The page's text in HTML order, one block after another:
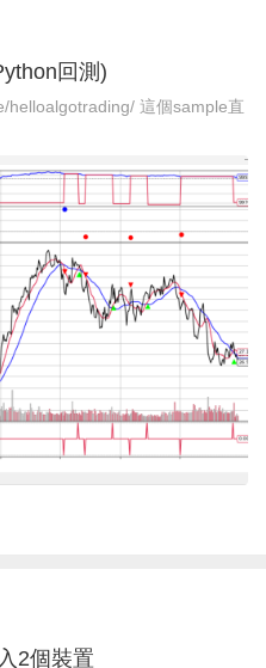
回測)
helloalgotrading/ 這個sample直
2個裝置